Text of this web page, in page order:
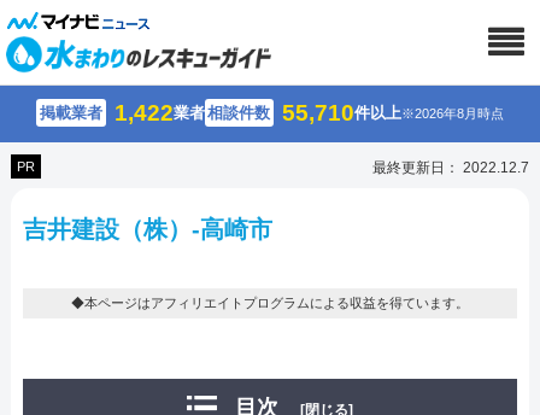
掲載業者 1,422業者相談件数 55,710件以上※2026年8月時点
PR 最終更新日： 2022.12.7
吉井建設（株）-高崎市
◆本ページはアフィリエイトプログラムによる収益を得ています。
目次 [閉じる]